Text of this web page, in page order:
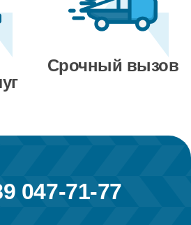
Срочный вызов
047-71-77